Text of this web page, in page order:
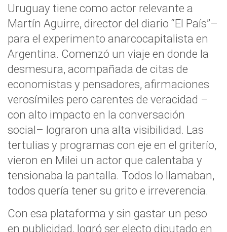
Uruguay tiene como actor relevante a
Martín Aguirre, director del diario “El País”–
para el experimento anarcocapitalista en
Argentina. Comenzó un viaje en donde la
desmesura, acompañada de citas de
economistas y pensadores, afirmaciones
verosímiles pero carentes de veracidad –
con alto impacto en la conversación
social– lograron una alta visibilidad. Las
tertulias y programas con eje en el griterío,
vieron en Milei un actor que calentaba y
tensionaba la pantalla. Todos lo llamaban,
todos quería tener su grito e irreverencia.
Con esa plataforma y sin gastar un peso
en publicidad, logró ser electo diputado en